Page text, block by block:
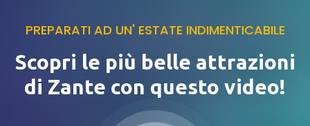
PREPARATI AD UN' ESTATE INDIMENTICABILE
Scopri le più belle attrazioni
di Zante con questo video!